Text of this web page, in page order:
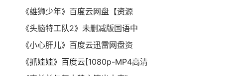
《雄狮少年》百度云网盘【资源
《头脑特工队2》未删减版国语中
《小心肝儿》百度云迅雷网盘资
《抓娃娃》百度云[1080p-MP4高清